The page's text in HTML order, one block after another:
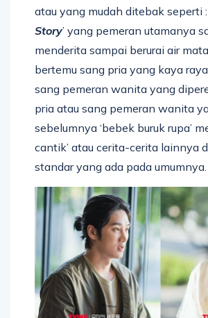
atau yang mudah ditebak seperti :
Story’ yang pemeran utamanya
menderita sampai berurai air
bertemu sang pria yang kaya
sang pemeran wanita yang
pria atau sang pemeran wanita
sebelumnya ‘bebek buruk rupa’
cantik’ atau cerita-cerita lainnya
standar yang ada pada umumnya.